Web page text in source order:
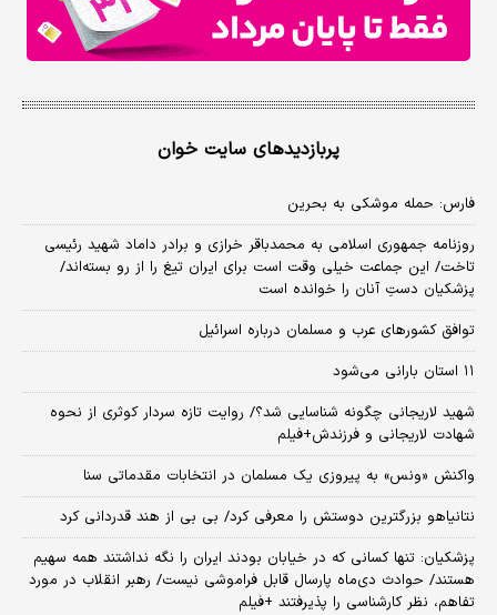
پربازدیدهای سایت خوان
فارس: حمله موشکی به بحرین
روزنامه جمهوری اسلامی به محمدباقر خرازی و برادر داماد شهید رئیسی
تاخت/ این جماعت خیلی وقت است برای ایران تیغ را از رو بسته‌اند/
پزشکیان دستِ آنان را خوانده است
توافق کشورهای عرب و مسلمان درباره اسرائیل
۱۱ استان بارانی می‌شود
شهید لاریجانی چگونه شناسایی شد؟/ روایت تازه سردار کوثری از نحوه
شهادت لاریجانی و فرزندش+فیلم
واکنش «ونس» به پیروزی یک مسلمان در انتخابات مقدماتی سنا
نتانیاهو بزرگترین دوستش را معرفی کرد/ بی بی از هند قدردانی کرد
پزشکیان: تنها کسانی که در خیابان بودند ایران را نگه نداشتند همه سهیم
هستند/ حوادث دی‌ماه پارسال قابل فراموشی نیست/ رهبر انقلاب در مورد
تفاهم، نظر کارشناسی را پذیرفتند +فیلم